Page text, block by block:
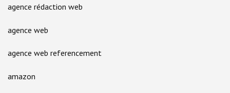
agence rédaction web
agence web
agence web referencement
amazon